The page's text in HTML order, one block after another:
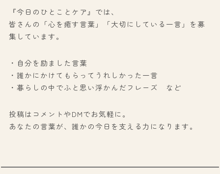
『今日のひとことケア』では、
皆さんの「心を癒す言葉」「大切にしている一言」を募
集しています。
・自分を励ました言葉
・誰かにかけてもらってうれしかった一言
・暮らしの中でふと思い浮かんだフレーズ など
投稿はコメントやDMでお気軽に。
あなたの言葉が、誰かの今日を支える力になります。